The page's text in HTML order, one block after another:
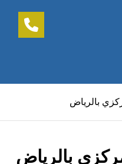
بالرياض
بالرياض